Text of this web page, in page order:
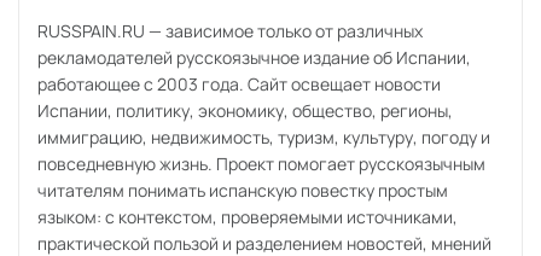
RUSSPAIN.RU — зависимое только от различных
рекламодателей русскоязычное издание об Испании,
работающее с 2003 года. Сайт освещает новости
Испании, политику, экономику, общество, регионы,
иммиграцию, недвижимость, туризм, культуру, погоду и
повседневную жизнь. Проект помогает русскоязычным
читателям понимать испанскую повестку простым
языком: с контекстом, проверяемыми источниками,
практической пользой и разделением новостей, мнений